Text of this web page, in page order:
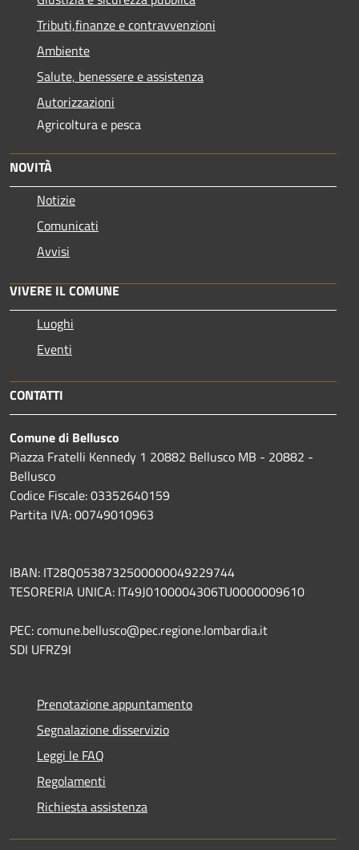
Tributi,finanze e contravvenzioni
Ambiente
Salute, benessere e assistenza
Autorizzazioni
Agricoltura e pesca
NOVITÀ
Notizie
Comunicati
Avvisi
VIVERE IL COMUNE
Luoghi
Eventi
CONTATTI
Comune di Bellusco
Piazza Fratelli Kennedy 1 20882 Bellusco MB - 20882 -
Bellusco
Codice Fiscale: 03352640159
Partita IVA: 00749010963
IBAN: IT28Q0538732500000049229744
TESORERIA UNICA: IT49J0100004306TU0000009610
PEC: comune.bellusco@pec.regione.lombardia.it
SDI UFRZ9I
Prenotazione appuntamento
Segnalazione disservizio
Leggi le FAQ
Regolamenti
Richiesta assistenza